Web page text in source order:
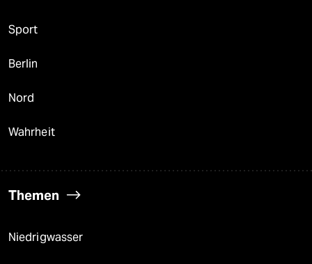
Sport
Berlin
Nord
Wahrheit
Themen
Niedrigwasser